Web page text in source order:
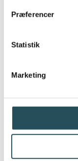
Præferencer
Statistik
Marketing
NEXT UP -